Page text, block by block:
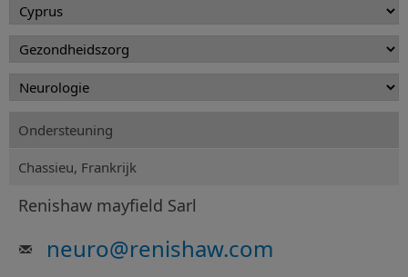
Ondersteuning
Chassieu, Frankrijk
Renishaw mayfield Sarl
neuro@renishaw.com